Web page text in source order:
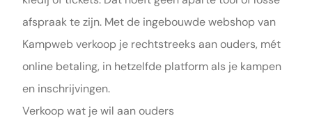
afspraak te zijn. Met de ingebouwde webshop van
Kampweb verkoop je rechtstreeks aan ouders, mét
online betaling, in hetzelfde platform als je kampen
en inschrijvingen.
Verkoop wat je wil aan ouders